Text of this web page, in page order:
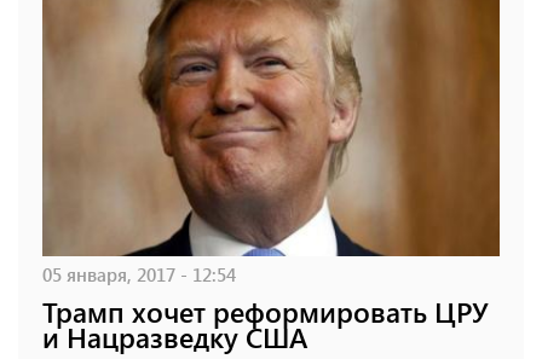
05 января, 2017 - 12:54
Трамп хочет реформировать ЦРУ
и Нацразведку США